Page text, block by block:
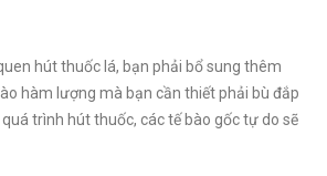
hút thuốc lá, bạn phải bổ sung thêm
hàm lượng mà bạn cần thiết phải bù đắp
trình hút thuốc, các tế bào gốc tự do sẽ